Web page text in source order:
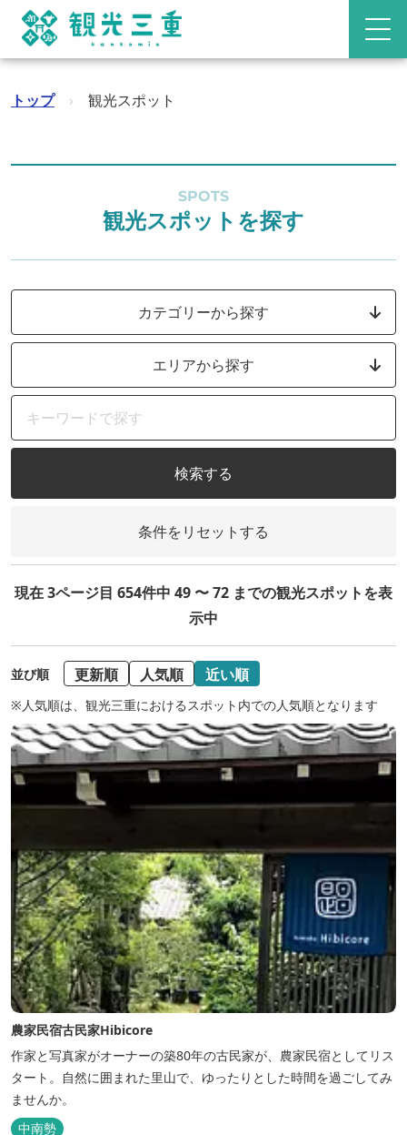
トップ › 観光スポット
SPOTS
観光スポットを探す
カテゴリーから探す
エリアから探す
検索する
条件をリセットする
現在 3ページ目 654件中 49 〜 72 までの観光スポットを表
示中
並び順 更新順 人気順 近い順
※人気順は、観光三重におけるスポット内での人気順となります
農家民宿古民家Hibicore
作家と写真家がオーナーの築80年の古民家が、農家民宿としてリス
タート。自然に囲まれた里山で、ゆったりとした時間を過ごしてみ
ませんか。
中南勢